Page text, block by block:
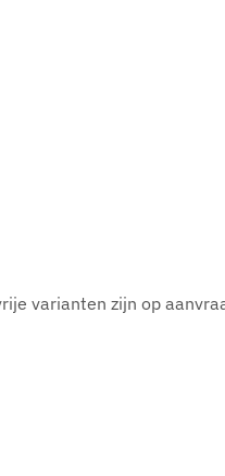
varianten zijn op